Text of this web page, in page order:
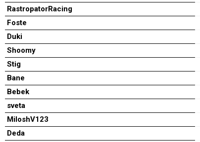
RastropatorRacing
Foste
Duki
Shoomy
Stig
Bane
Bebek
sveta
MiloshV123
Deda